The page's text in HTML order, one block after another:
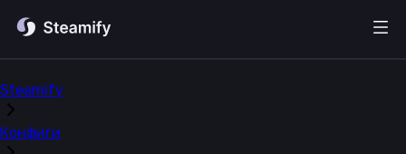
Steamify
Конфиги